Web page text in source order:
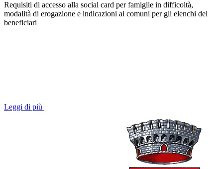
Requisiti di accesso alla social card per famiglie in difficoltà,
modalità di erogazione e indicazioni ai comuni per gli elenchi dei
beneficiari
Leggi di più